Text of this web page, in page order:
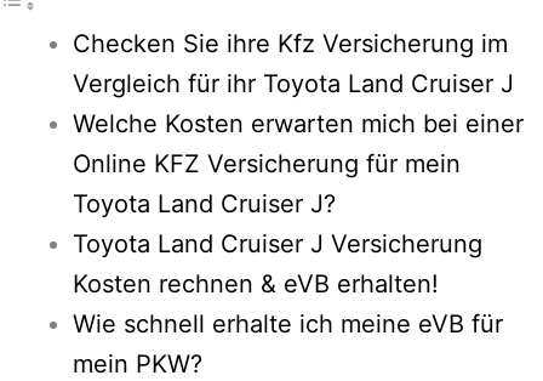
Checken Sie ihre Kfz Versicherung im
Vergleich für ihr Toyota Land Cruiser J
Welche Kosten erwarten mich bei einer
Online KFZ Versicherung für mein
Toyota Land Cruiser J?
Toyota Land Cruiser J Versicherung
Kosten rechnen & eVB erhalten!
Wie schnell erhalte ich meine eVB für
mein PKW?